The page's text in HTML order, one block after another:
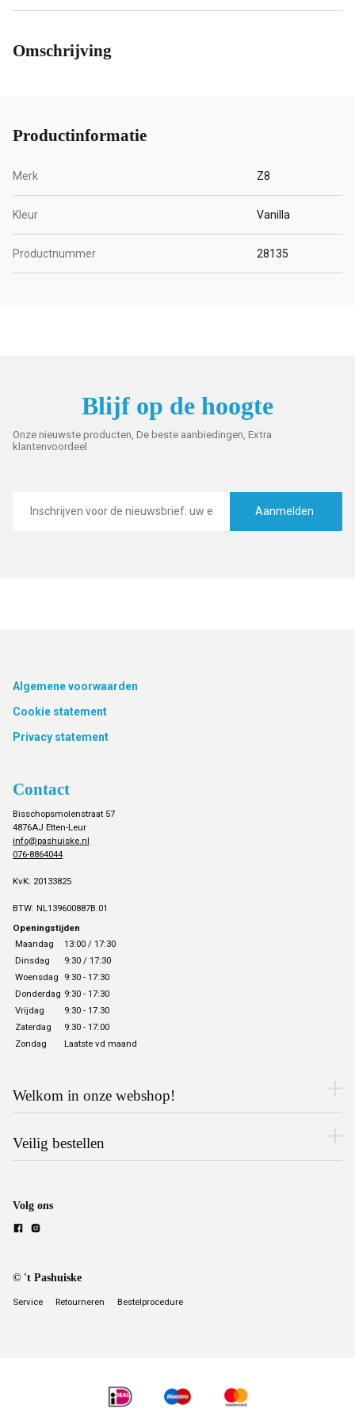
Omschrijving
Productinformatie
Merk Z8
Kleur Vanilla
Productnummer 28135
Blijf op de hoogte
Onze nieuwste producten, De beste aanbiedingen, Extra
klantenvoordeel
mailadres
Aanmelden
Footer
Algemene voorwaarden
Cookie statement
Privacy statement
Contact
Bisschopsmolenstraat 57
4876AJ Etten-Leur
info@pashuiske.nl
076-8864044
KvK: 20133825
BTW: NL139600887B.01
Openingstijden
Maandag
13:00 / 17:30
Dinsdag
9:30 / 17:30
Woensdag
9:30 - 17:30
Donderdag 9:30 - 17:30
Vrijdag
9:30 - 17.30
Zaterdag
9:30 - 17:00
Zondag
Laatste vd maand
Welkom in onze webshop!
Veilig bestellen
Volg ons
© 't Pashuiske
Service Retourneren Bestelprocedure